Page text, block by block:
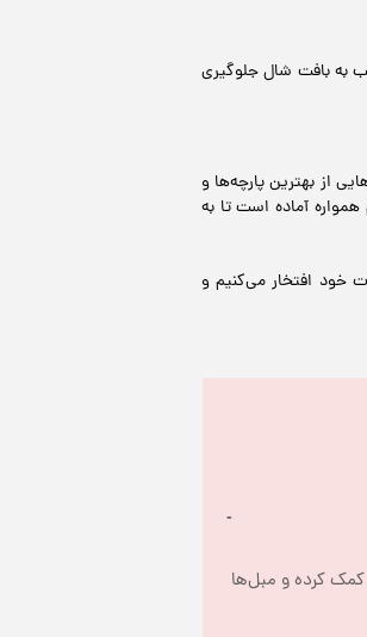
به بافت شال جلوگیری
از بهترین پارچه‌ها و
آماده است تا به
خود افتخار می‌کنیم و